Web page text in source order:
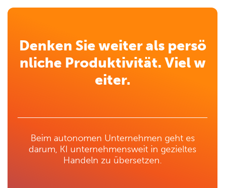
Denken Sie weiter als persö
nliche Produktivität. Viel w
eiter.
Beim autonomen Unternehmen geht es
darum, KI unternehmensweit in gezieltes
Handeln zu übersetzen.